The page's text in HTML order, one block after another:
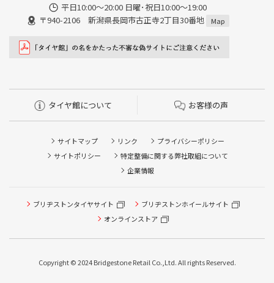
平日10:00～20:00 日曜･祝日10:00～19:00
〒940-2106 新潟県長岡市古正寺2丁目30番地
Map
タイヤ館について お客様の声
サイトマップ リンク
プライバシーポリシー
サイトポリシー
特定整備に関する弊社取組について
企業情報
ブリヂストンタイヤサイト
ブリヂストンホイールサイト
オンラインストア
Copyright © 2024 Bridgestone Retail Co.,Ltd. All rights Reserved.
タイヤ点検・安全点検/タイヤ履き替え/オイル交換/その他